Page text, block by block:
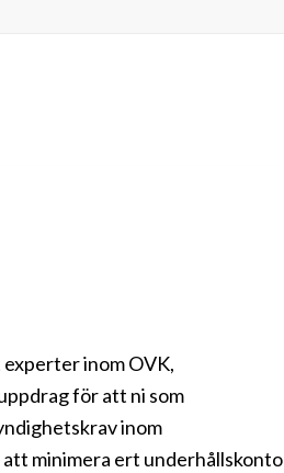
inom OVK,
för att ni som
inom
minimera ert underhållskonto